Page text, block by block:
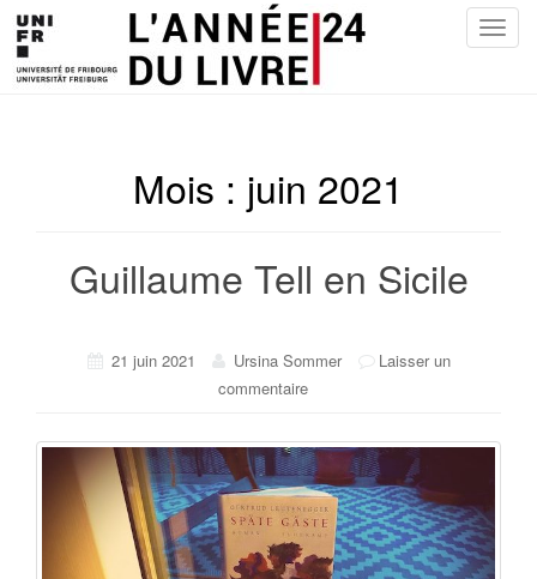
T
n
Mois : juin 2021
Guillaume Tell en Sicile
21 juin 2021 Ursina Sommer
Laisser un
commentaire